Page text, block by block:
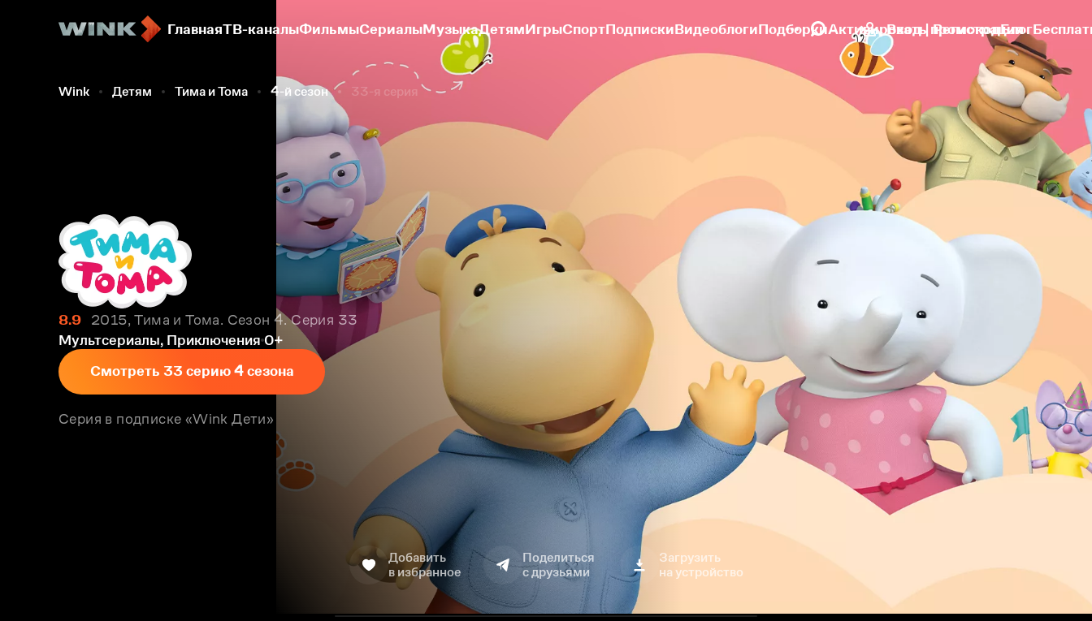
ГлавнаяТВ-каналыФильмыСериалыМузыкаДетямИгрыСпортПодпискиВидеоблогиПодборкиАктивировать промокодБлог
Вход | Регистрация
Wink Детям Тима и Тома 4-й сезон 33-я серия
8.9
2015, Тима и Тома. Сезон 4. Серия 33
Мультсериалы, Приключения 0+
Смотреть 33 серию 4 сезона
Серия в подписке «Wink Дети»
Добавить
в избранное
Поделиться
с друзьями
Загрузить
на устройство